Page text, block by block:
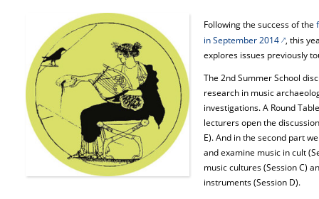
Following the success of the
in September 2014 , this
explores issues previously
The 2nd Summer School
research in music
investigations. A Round
lecturers open the
E). And in the second part
and examine music in cult
music cultures (Session C)
instruments (Session D).